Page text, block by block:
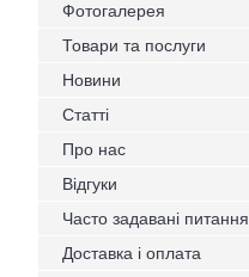
Фотогалерея
Товари та послуги
Новини
Статті
Про нас
Відгуки
Часто задавані питання
Доставка і оплата